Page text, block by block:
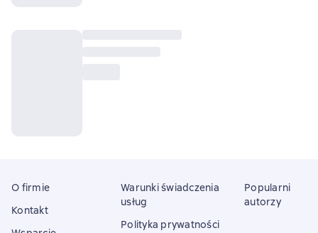
O firmie
Kontakt
Warunki świadczenia
usług
Polityka prywatności
Popularni
autorzy